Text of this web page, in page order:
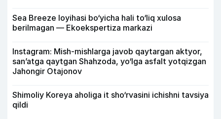
Sea Breeze loyihasi bo‘yicha hali to‘liq xulosa
berilmagan — Ekoekspertiza markazi
Instagram: Mish-mishlarga javob qaytargan aktyor,
san’atga qaytgan Shahzoda, yo‘lga asfalt yotqizgan
Jahongir Otajonov
Shimoliy Koreya aholiga it sho‘rvasini ichishni tavsiya
qildi